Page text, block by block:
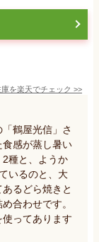
を楽天でチェック >>
鶴屋光信」さ
感が蒸し暑い
種と、ようか
いるのと、大
るどら焼きと
合わせです。
ってあります